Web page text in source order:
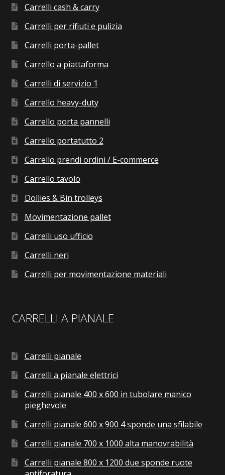
Carrelli cash & carry
Carrelli per rifiuti e pulizia
Carrelli porta-pallet
Carrello a piattaforma
Carrelli di servizio 1
Carrello heavy-duty
Carrello porta pannelli
Carrello portatutto 2
Carrello prendi ordini / E-commerce
Carrello tavolo
Dollies & Bin trolleys
Movimentazione pallet
Carrelli uso ufficio
Carrelli neri
Carrelli per movimentazione materiali
CARRELLI A PIANALE
Carrelli pianale
Carrelli a pianale elettrici
Carrelli pianale 400 x 600 in tubolare manico
pieghevole
Carrelli pianale 600 x 900 4 sponde una sfilabile
Carrelli pianale 700 x 1000 alta manovrabilità
Carrelli pianale 800 x 1200 due sponde ruote